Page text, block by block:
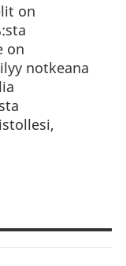
on
on
notkeana